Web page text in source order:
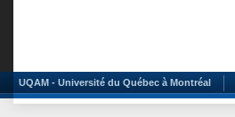
UQAM - Université du Québec à Montréal